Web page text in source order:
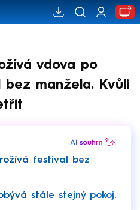
vdova po
bez manžela. Kvůli
festival bez
stále stejný pokoj.